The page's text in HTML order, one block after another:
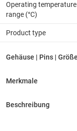
Operating temperature
range (°C)
Product type